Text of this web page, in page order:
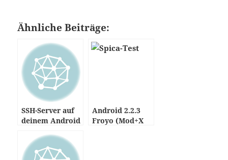
Ähnliche Beiträge:
SSH-Server auf
deinem Android
Android 2.2.3
Froyo (Mod+X